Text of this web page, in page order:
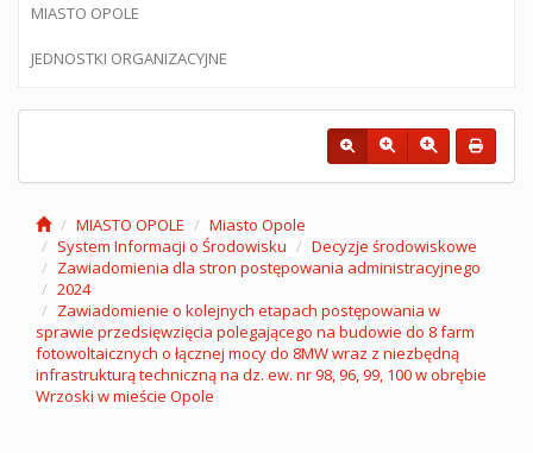
MIASTO OPOLE
JEDNOSTKI ORGANIZACYJNE
MIASTO OPOLE
Miasto Opole
System Informacji o Środowisku
Decyzje środowiskowe
Zawiadomienia dla stron postępowania administracyjnego
2024
Zawiadomienie o kolejnych etapach postępowania w
sprawie przedsięwzięcia polegającego na budowie do 8 farm
fotowoltaicznych o łącznej mocy do 8MW wraz z niezbędną
infrastrukturą techniczną na dz. ew. nr 98, 96, 99, 100 w obrębie
Wrzoski w mieście Opole